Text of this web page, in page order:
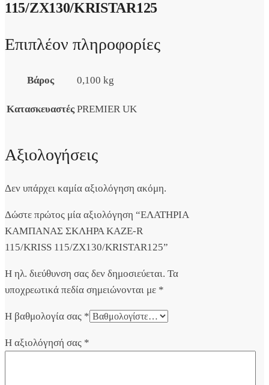
115/ZX130/KRISTAR125
Επιπλέον πληροφορίες
Βάρος 0,100 kg
Κατασκευαστές PREMIER UK
Αξιολογήσεις
Δεν υπάρχει καμία αξιολόγηση ακόμη.
Δώστε πρώτος μία αξιολόγηση “ΕΛΑΤΗΡΙΑ
ΚΑΜΠΑΝΑΣ ΣΚΛΗΡΑ KAZE-R
115/KRISS 115/ZX130/KRISTAR125”
Η ηλ. διεύθυνση σας δεν δημοσιεύεται. Τα
υποχρεωτικά πεδία σημειώνονται με *
Η βαθμολογία σας *
Η αξιολόγησή σας *